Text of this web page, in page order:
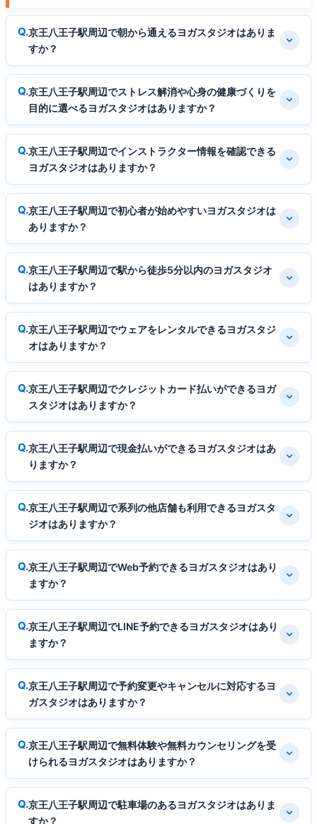
京王八王子駅周辺で朝から通えるヨガスタジオはありま
すか？
京王八王子駅周辺でストレス解消や心身の健康づくりを
目的に選べるヨガスタジオはありますか？
京王八王子駅周辺でインストラクター情報を確認できる
ヨガスタジオはありますか？
京王八王子駅周辺で初心者が始めやすいヨガスタジオは
ありますか？
京王八王子駅周辺で駅から徒歩5分以内のヨガスタジオ
はありますか？
京王八王子駅周辺でウェアをレンタルできるヨガスタジ
オはありますか？
京王八王子駅周辺でクレジットカード払いができるヨガ
スタジオはありますか？
京王八王子駅周辺で現金払いができるヨガスタジオはあ
りますか？
京王八王子駅周辺で系列の他店舗も利用できるヨガスタ
ジオはありますか？
京王八王子駅周辺でWeb予約できるヨガスタジオはあり
ますか？
京王八王子駅周辺でLINE予約できるヨガスタジオはあり
ますか？
京王八王子駅周辺で予約変更やキャンセルに対応するヨ
ガスタジオはありますか？
京王八王子駅周辺で無料体験や無料カウンセリングを受
けられるヨガスタジオはありますか？
京王八王子駅周辺で駐車場のあるヨガスタジオはありま
すか？